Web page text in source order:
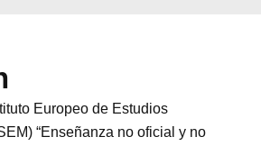
Europeo de Estudios
“Enseñanza no oficial y no